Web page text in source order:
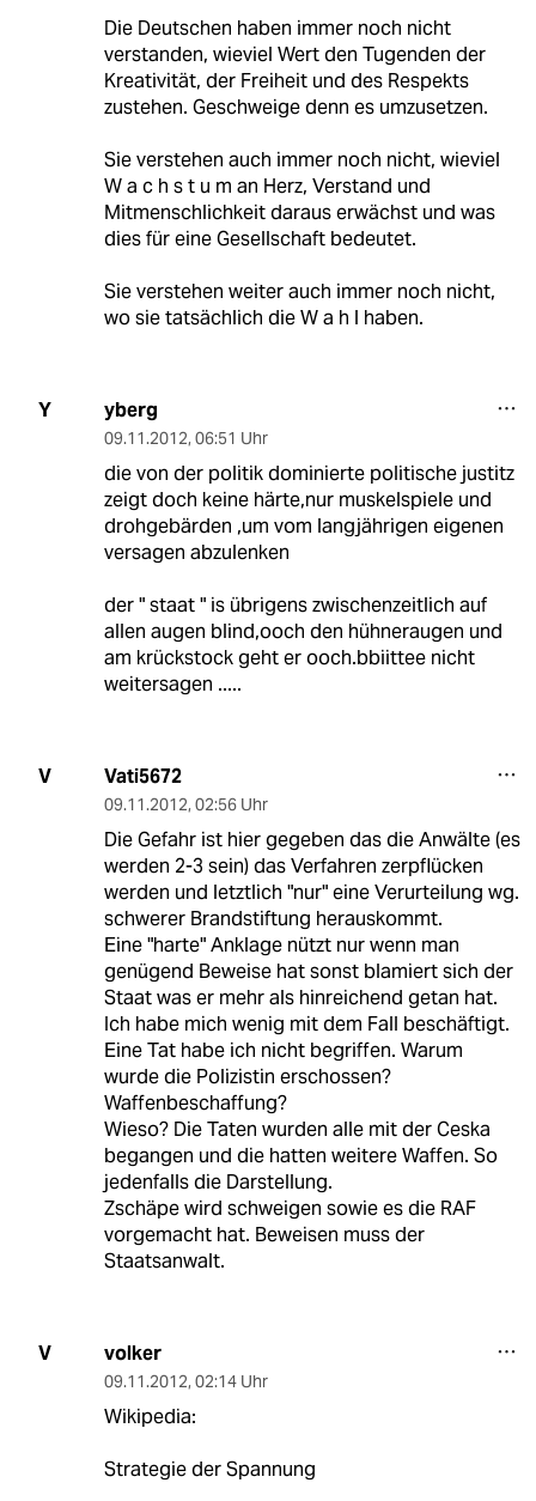
Die Deutschen haben immer noch nicht
verstanden, wieviel Wert den Tugenden der
Kreativität, der Freiheit und des Respekts
zustehen. Geschweige denn es umzusetzen.
Sie verstehen auch immer noch nicht, wieviel
W a c h s t u m an Herz, Verstand und
Mitmenschlichkeit daraus erwächst und was
dies für eine Gesellschaft bedeutet.
Sie verstehen weiter auch immer noch nicht,
wo sie tatsächlich die W a h l haben.
Y yberg
09.11.2012, 06:51 Uhr
die von der politik dominierte politische justitz
zeigt doch keine härte,nur muskelspiele und
drohgebärden ,um vom langjährigen eigenen
versagen abzulenken
der " staat " is übrigens zwischenzeitlich auf
allen augen blind,ooch den hühneraugen und
am krückstock geht er ooch.bbiittee nicht
weitersagen .....
V Vati5672
09.11.2012, 02:56 Uhr
Die Gefahr ist hier gegeben das die Anwälte (es
werden 2-3 sein) das Verfahren zerpflücken
werden und letztlich "nur" eine Verurteilung wg.
schwerer Brandstiftung herauskommt.
Eine "harte" Anklage nützt nur wenn man
genügend Beweise hat sonst blamiert sich der
Staat was er mehr als hinreichend getan hat.
Ich habe mich wenig mit dem Fall beschäftigt.
Eine Tat habe ich nicht begriffen. Warum
wurde die Polizistin erschossen?
Waffenbeschaffung?
Wieso? Die Taten wurden alle mit der Ceska
begangen und die hatten weitere Waffen. So
jedenfalls die Darstellung.
Zschäpe wird schweigen sowie es die RAF
vorgemacht hat. Beweisen muss der
Staatsanwalt.
V volker
09.11.2012, 02:14 Uhr
Wikipedia:
Strategie der Spannung